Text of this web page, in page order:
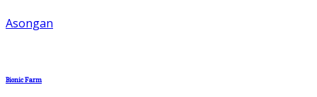
Asongan
Bionic Farm